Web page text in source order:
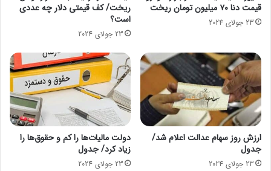
د
ا
غ
و
قیمت دنا ۷۰ میلیون تومان ریخت
23 جولای 2024
ریخت/ کف قیمتی دلار چه عددی
است؟
23 جولای 2024
ارزش روز سهام عدالت اعلام شد/
جدول
23 جولای 2024
دولت مالیات‌ها را کم و حقوق‌ها را
زیاد کرد/ جدول
23 جولای 2024